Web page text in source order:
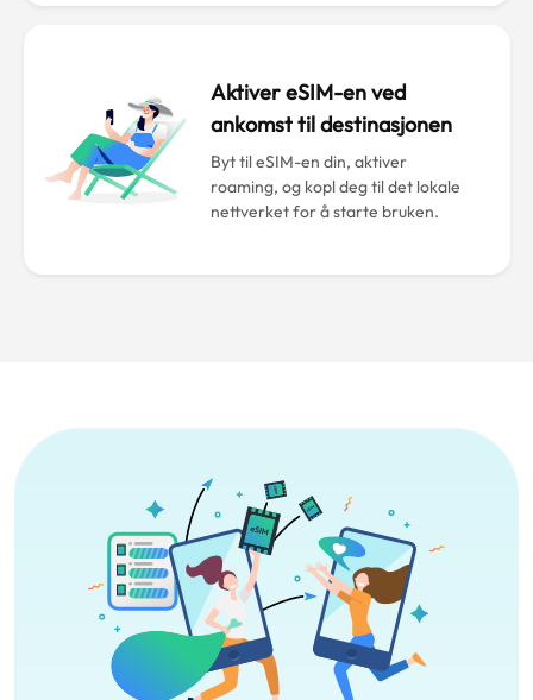
Aktiver eSIM-en ved
ankomst til destinasjonen
Byt til eSIM-en din, aktiver
roaming, og kopl deg til det lokale
nettverket for å starte bruken.